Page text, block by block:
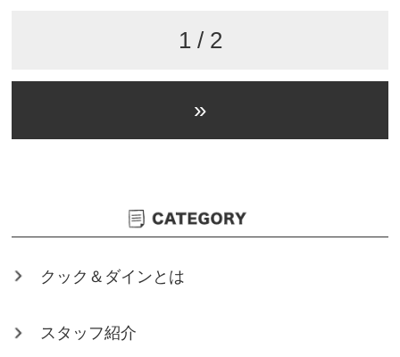
1 / 2
»
クック＆ダインとは
スタッフ紹介